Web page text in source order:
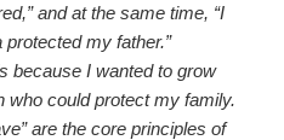
and at the same time, “I
my father.”
because I wanted to grow
who could protect my family.
are the core principles of